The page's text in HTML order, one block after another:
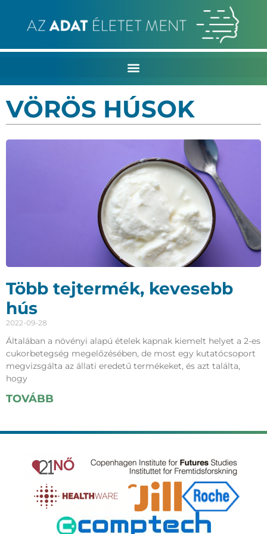
VÖRÖS HÚSOK
Több tejtermék, kevesebb
hús
2022-09-28
Általában a növényi alapú ételek kapnak kiemelt helyet a 2-es
cukorbetegség megelőzésében, de most egy kutatócsoport
megvizsgálta az állati eredetű termékeket, és azt találta,
hogy
TOVÁBB